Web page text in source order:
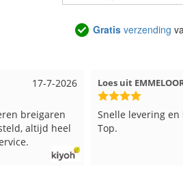
Gratisverzending
12-7-2026
verpakt.
Nell uit Beuningen
Goed verpakt en